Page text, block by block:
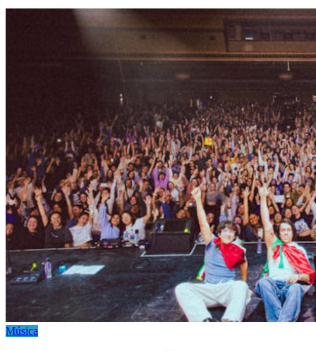
Música